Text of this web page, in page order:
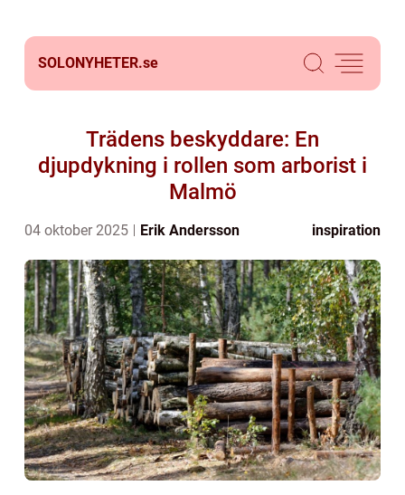
SOLONYHETER.se
Trädens beskyddare: En
djupdykning i rollen som arborist i
Malmö
04 oktober 2025 Erik Andersson inspiration